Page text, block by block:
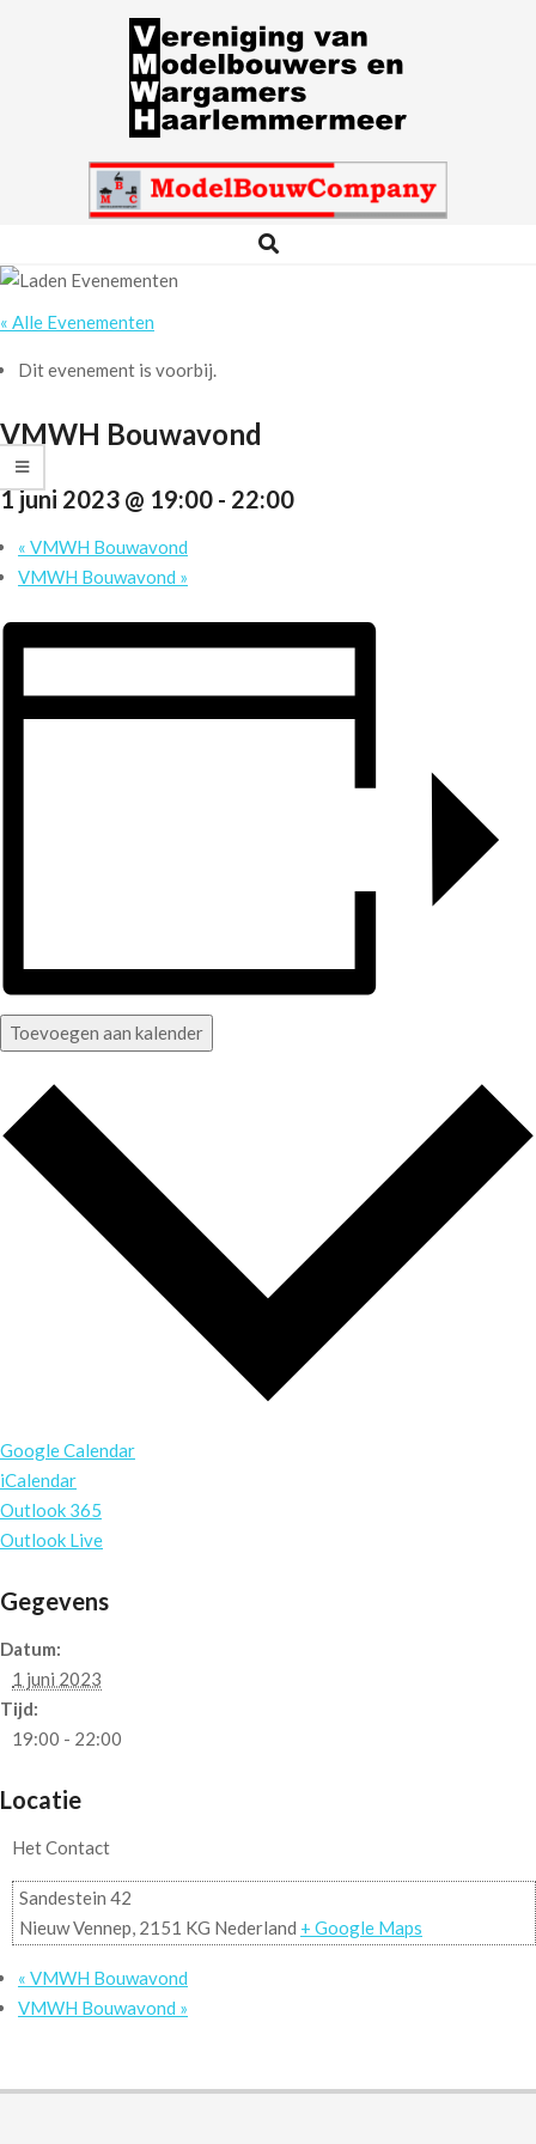
VMWH
Navigation
Search
« Alle Evenementen
Dit evenement is voorbij.
VMWH Bouwavond
1 juni 2023 @ 19:00 - 22:00
« VMWH Bouwavond
VMWH Bouwavond »
Toevoegen aan kalender
Google Calendar
iCalendar
Outlook 365
Outlook Live
Gegevens
Datum:
1 juni 2023
Tijd:
19:00 - 22:00
Locatie
Het Contact
Sandestein 42
Nieuw Vennep, 2151 KG Nederland + Google Maps
« VMWH Bouwavond
VMWH Bouwavond »